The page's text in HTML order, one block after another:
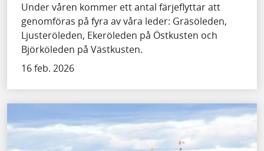
Under våren kommer ett antal färjeflyttar att
genomföras på fyra av våra leder: Gräsöleden,
Ljusteröleden, Ekeröleden på Östkusten och
Björköleden på Västkusten.
16 feb. 2026